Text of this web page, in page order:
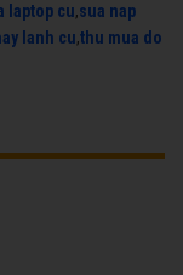
laptop cu,sua nap
lanh cu,thu mua do